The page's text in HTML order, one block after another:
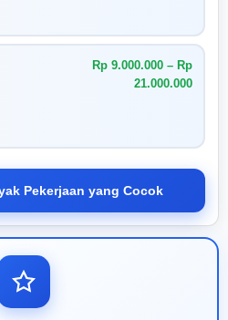
Rp 9.000.000 – Rp
21.000.000
Pekerjaan yang Cocok